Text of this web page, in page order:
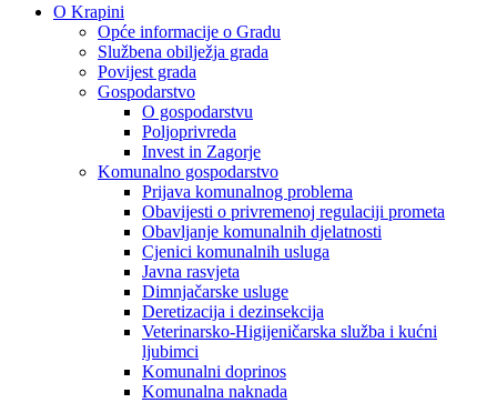
O Krapini
Opće informacije o Gradu
Službena obilježja grada
Povijest grada
Gospodarstvo
O gospodarstvu
Poljoprivreda
Invest in Zagorje
Komunalno gospodarstvo
Prijava komunalnog problema
Obavijesti o privremenoj regulaciji prometa
Obavljanje komunalnih djelatnosti
Cjenici komunalnih usluga
Javna rasvjeta
Dimnjačarske usluge
Deretizacija i dezinsekcija
Veterinarsko-Higijeničarska služba i kućni
ljubimci
Komunalni doprinos
Komunalna naknada